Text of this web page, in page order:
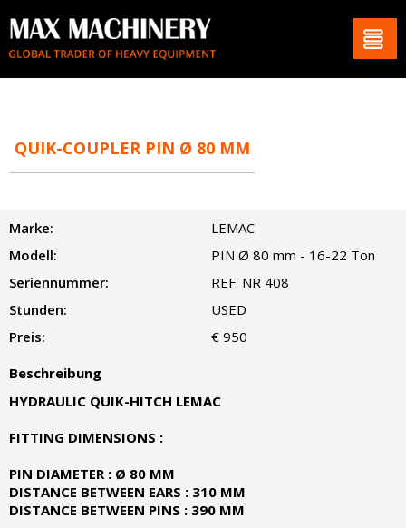
QUIK-COUPLER PIN Ø 80 MM
Marke:
LEMAC
Modell:
PIN Ø 80 mm - 16-22 Ton
Seriennummer:
REF. NR 408
Stunden:
USED
Preis:
€ 950
Beschreibung
HYDRAULIC QUIK-HITCH LEMAC
FITTING DIMENSIONS :
PIN DIAMETER : Ø 80 MM
DISTANCE BETWEEN EARS : 310 MM
DISTANCE BETWEEN PINS : 390 MM